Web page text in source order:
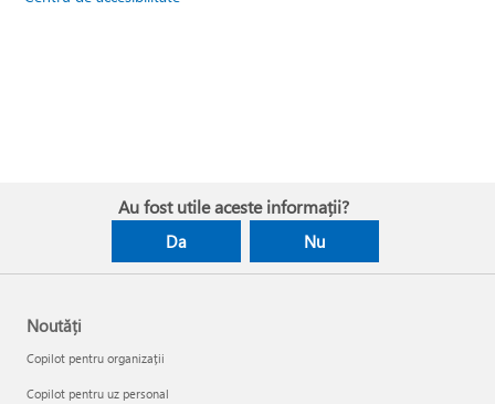
Au fost utile aceste informații?
Da Nu
Noutăți
Copilot pentru organizații
Copilot pentru uz personal